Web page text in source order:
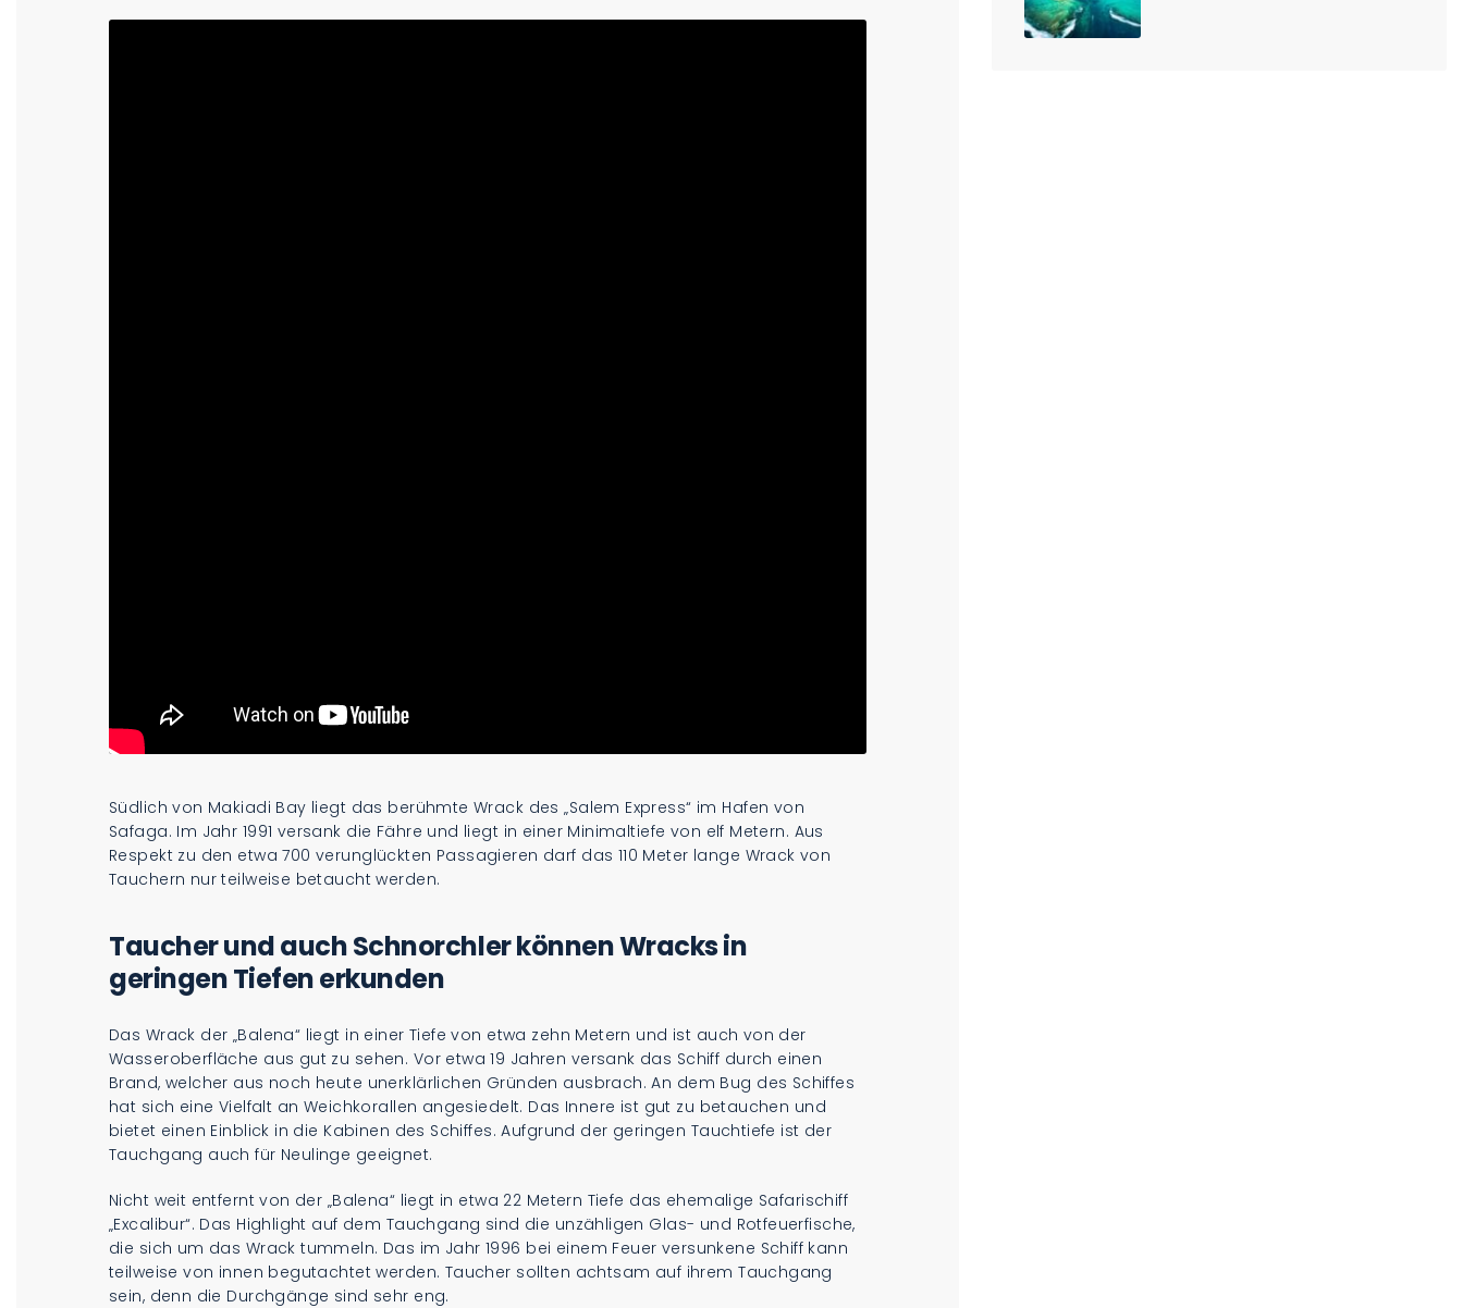
Südlich von Makiadi Bay liegt das berühmte Wrack des „Salem Express“ im Hafen von
Safaga. Im Jahr 1991 versank die Fähre und liegt in einer Minimaltiefe von elf Metern. Aus
Respekt zu den etwa 700 verunglückten Passagieren darf das 110 Meter lange Wrack von
Tauchern nur teilweise betaucht werden.
Taucher und auch Schnorchler können Wracks in
geringen Tiefen erkunden
Das Wrack der „Balena“ liegt in einer Tiefe von etwa zehn Metern und ist auch von der
Wasseroberfläche aus gut zu sehen. Vor etwa 19 Jahren versank das Schiff durch einen
Brand, welcher aus noch heute unerklärlichen Gründen ausbrach. An dem Bug des Schiffes
hat sich eine Vielfalt an Weichkorallen angesiedelt. Das Innere ist gut zu betauchen und
bietet einen Einblick in die Kabinen des Schiffes. Aufgrund der geringen Tauchtiefe ist der
Tauchgang auch für Neulinge geeignet.
Nicht weit entfernt von der „Balena“ liegt in etwa 22 Metern Tiefe das ehemalige Safarischiff
„Excalibur“. Das Highlight auf dem Tauchgang sind die unzähligen Glas- und Rotfeuerfische,
die sich um das Wrack tummeln. Das im Jahr 1996 bei einem Feuer versunkene Schiff kann
teilweise von innen begutachtet werden. Taucher sollten achtsam auf ihrem Tauchgang
sein, denn die Durchgänge sind sehr eng.